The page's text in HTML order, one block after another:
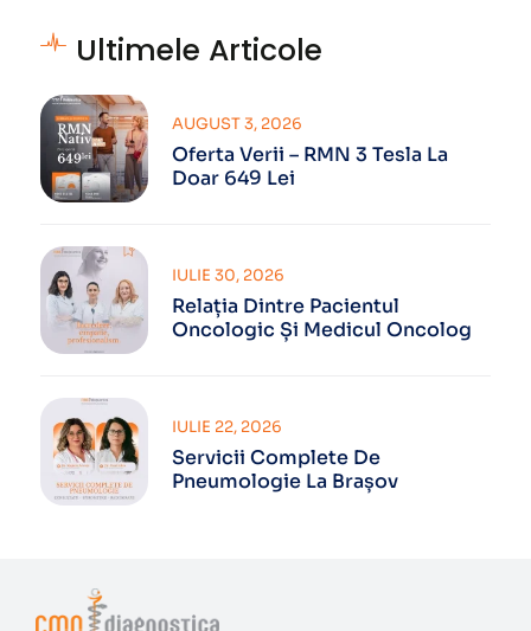
Ultimele Articole
Oferta Verii – RMN 3 Tesla La
Doar 649 Lei
AUGUST 3, 2026
Relația Dintre Pacientul
Oncologic Și Medicul Oncolog
IULIE 30, 2026
Servicii Complete De
Pneumologie La Brașov
IULIE 22, 2026